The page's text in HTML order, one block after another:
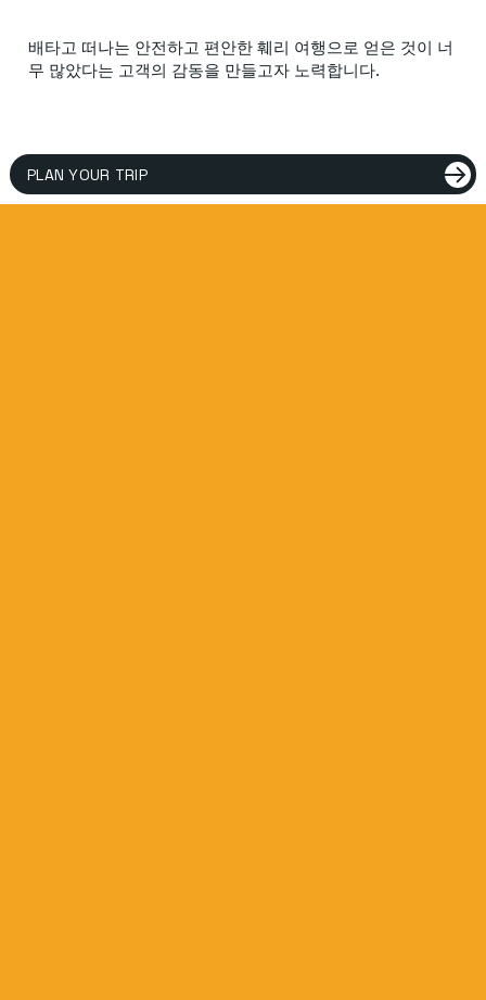
배타고 떠나는 안전하고 편안한 훼리 여행으로 얻은 것이 너
무 많았다는 고객의 감동을 만들고자 노력합니다.
PLAN YOUR TRIP